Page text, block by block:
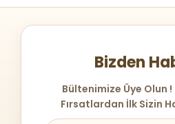
Bizden
Bültenimize Üye Olun
Fırsatlardan İlk Sizin